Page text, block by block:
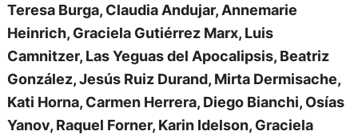
Teresa Burga, Claudia Andujar, Annemarie
Heinrich, Graciela Gutiérrez Marx, Luis
Camnitzer, Las Yeguas del Apocalipsis, Beatriz
González, Jesús Ruiz Durand, Mirta Dermisache,
Kati Horna, Carmen Herrera, Diego Bianchi, Osías
Yanov, Raquel Forner, Karin Idelson, Graciela